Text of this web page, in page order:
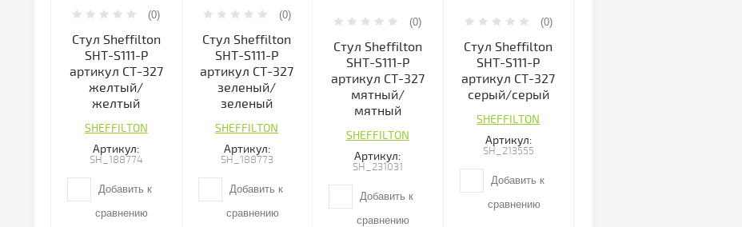
(0)
Стул Sheffilton
SHT-S111-P
артикул СТ-327
желтый/
желтый
SHEFFILTON
Артикул:
SH_188774
Добавить к
сравнению
(0)
Стул Sheffilton
SHT-S111-P
артикул СТ-327
зеленый/
зеленый
SHEFFILTON
Артикул:
SH_188773
Добавить к
сравнению
(0)
Стул Sheffilton
SHT-S111-P
артикул СТ-327
мятный/
мятный
SHEFFILTON
Артикул:
SH_231031
Добавить к
сравнению
(0)
Стул Sheffilton
SHT-S111-P
артикул СТ-327
серый/серый
SHEFFILTON
Артикул:
SH_213555
Добавить к
сравнению